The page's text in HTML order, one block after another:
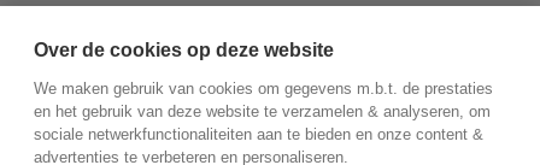
Over de cookies op deze website
We maken gebruik van cookies om gegevens m.b.t. de prestaties
en het gebruik van deze website te verzamelen & analyseren, om
sociale netwerkfunctionaliteiten aan te bieden en onze content &
advertenties te verbeteren en personaliseren.